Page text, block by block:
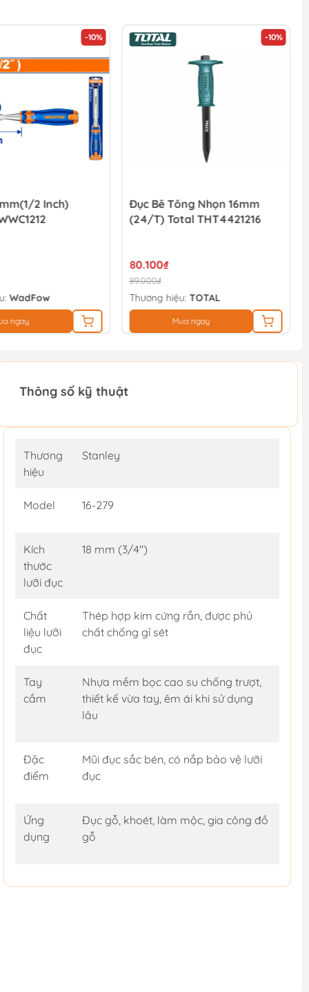
-10%
2 Inch)
WadFow
ngay
-10%
Đục Bê Tông Nhọn 16mm
(24/T) Total THT4421216
80.100₫
89.000₫
Thương hiệu: TOTAL
Mua ngay
Thông số kỹ thuật
Thương
hiệu
Stanley
Model 16-279
Kích
thước
lưỡi đục
18 mm (3/4")
Chất
liệu lưỡi
đục
Thép hợp kim cứng rắn, được phủ
chất chống gỉ sét
Tay
cầm
Nhựa mềm bọc cao su chống trượt,
thiết kế vừa tay, êm ái khi sử dụng
lâu
Đặc
điểm
Mũi đục sắc bén, có nắp bảo vệ lưỡi
đục
Ứng
dụng
Đục gỗ, khoét, làm mộc, gia công đồ
gỗ